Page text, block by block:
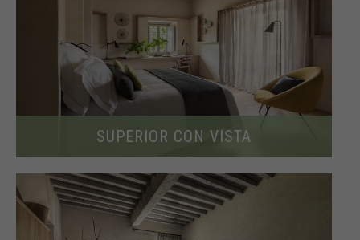
SUPERIOR CON VISTA